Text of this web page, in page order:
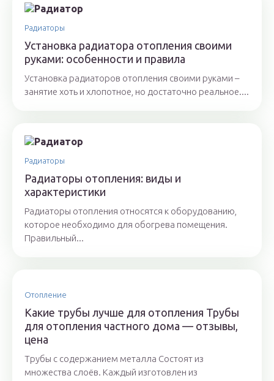
Радиаторы
Установка радиатора отопления своими
руками: особенности и правила
Установка радиаторов отопления своими руками –
занятие хоть и хлопотное, но достаточно реальное....
Радиаторы
Радиаторы отопления: виды и
характеристики
Радиаторы отопления относятся к оборудованию,
которое необходимо для обогрева помещения.
Правильный...
Отопление
Какие трубы лучше для отопления Трубы
для отопления частного дома — отзывы,
цена
Трубы с содержанием металла Состоят из
множества слоёв. Каждый изготовлен из